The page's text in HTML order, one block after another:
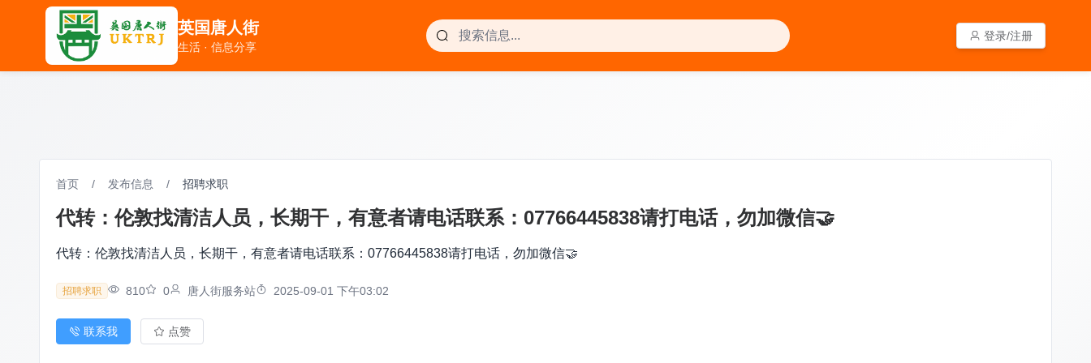
英国唐人街
生活 · 信息分享
登录/注册
英国唐人街
生活 · 信息分享
登录/注册
首页 / 发布信息 / 招聘求职
代转：伦敦找清洁人员，长期干，有意者请电话联系：07766445838请打电话，勿加微信🤝
代转：伦敦找清洁人员，长期干，有意者请电话联系：07766445838请打电话，勿加微信🤝
招聘求职 810 0 唐人街服务站 2025-09-01 下午03:02
联系我 点赞